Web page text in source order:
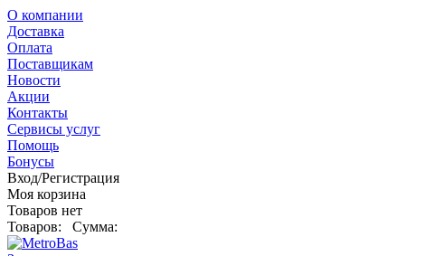
О компании
Доставка
Оплата
Поставщикам
Новости
Акции
Контакты
Сервисы услуг
Помощь
Бонусы
Вход/Регистрация
Моя корзина
Товаров нет
Товаров:
Сумма: